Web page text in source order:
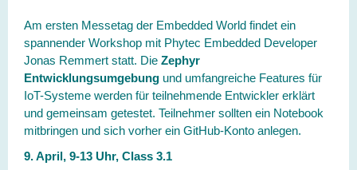
Am ersten Messetag der Embedded World findet ein
spannender Workshop mit Phytec Embedded Developer
Jonas Remmert statt. Die Zephyr
Entwicklungsumgebung und umfangreiche Features für
IoT-Systeme werden für teilnehmende Entwickler erklärt
und gemeinsam getestet. Teilnehmer sollten ein Notebook
mitbringen und sich vorher ein GitHub-Konto anlegen.
9. April, 9-13 Uhr, Class 3.1